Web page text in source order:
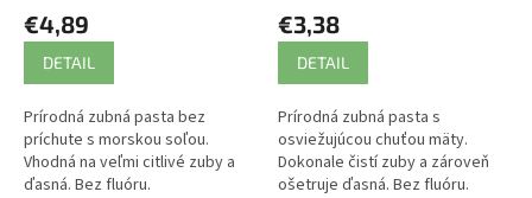
€4,89
DETAIL
Prírodná zubná pasta bez
príchute s morskou soľou.
Vhodná na veľmi citlivé zuby a
ďasná. Bez fluóru.
€3,38
DETAIL
Prírodná zubná pasta s
osviežujúcou chuťou mäty.
Dokonale čistí zuby a zároveň
ošetruje ďasná. Bez fluóru.